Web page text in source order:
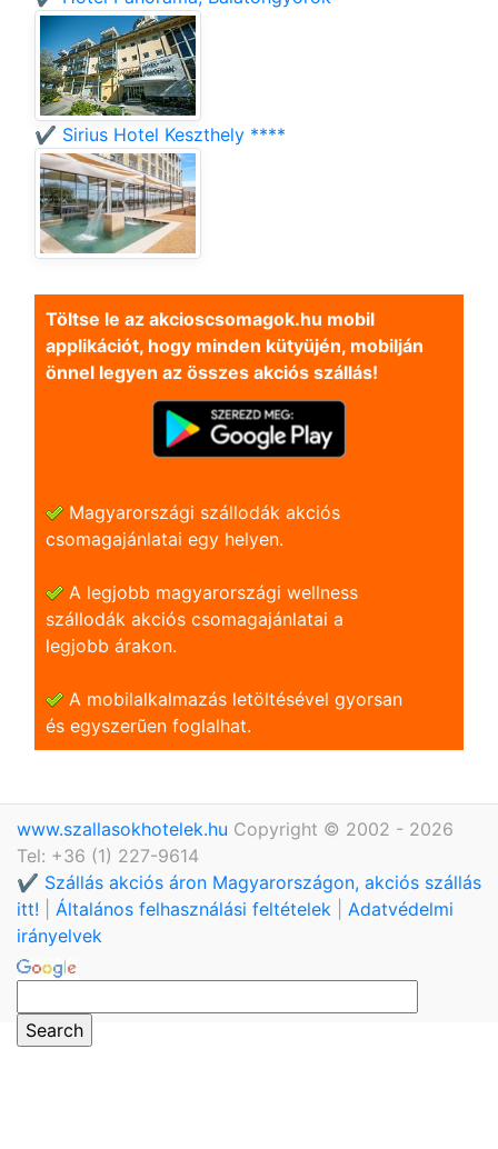
✔️ Sirius Hotel Keszthely ****
Töltse le az akcioscsomagok.hu mobil
applikációt, hogy minden kütyüjén, mobilján
önnel legyen az összes akciós szállás!
Magyarországi szállodák akciós
csomagajánlatai egy helyen.
A legjobb magyarországi wellness
szállodák akciós csomagajánlatai a
legjobb árakon.
A mobilalkalmazás letöltésével gyorsan
és egyszerũen foglalhat.
www.szallasokhotelek.hu Copyright © 2002 - 2026
Tel: +36 (1) 227-9614
✔️ Szállás akciós áron Magyarországon, akciós szállás
itt!
Általános felhasználási feltételek
Adatvédelmi
irányelvek